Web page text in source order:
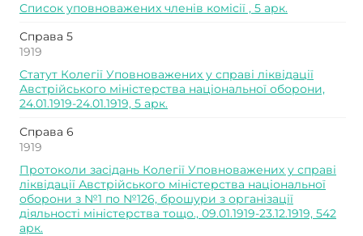
Список уповноважених членів комісії , 5 арк.
Справа 5
1919
Статут Колегії Уповноважених у справі ліквідації
Австрійського міністерства національної оборони,
24.01.1919-24.01.1919, 5 арк.
Справа 6
1919
Протоколи засідань Колегії Уповноважених у справі
ліквідації Австрійського міністерства національної
оборони з №1 по №126, брошури з організації
діяльності міністерства тощо., 09.01.1919-23.12.1919, 542
арк.